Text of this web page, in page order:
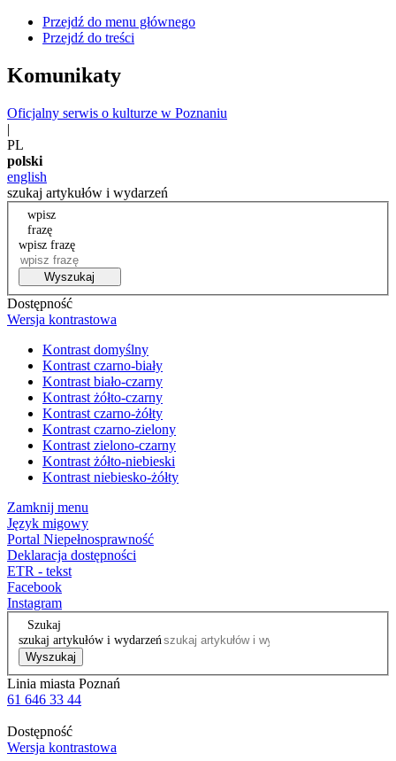
Przejdź do menu głównego
Przejdź do treści
Komunikaty
Oficjalny serwis o kulturze w Poznaniu
|
PL
polski
english
szukaj artykułów i wydarzeń
wpisz
frazę
wpisz frazę
Wyszukaj
Dostępność
Wersja kontrastowa
Kontrast domyślny
Kontrast czarno-biały
Kontrast biało-czarny
Kontrast żółto-czarny
Kontrast czarno-żółty
Kontrast czarno-zielony
Kontrast zielono-czarny
Kontrast żółto-niebieski
Kontrast niebiesko-żółty
Zamknij menu
Język migowy
Portal Niepełnosprawność
Deklaracja dostępności
ETR - tekst
Facebook
Instagram
Szukaj
szukaj artykułów i wydarzeń
Wyszukaj
Linia miasta Poznań
61 646 33 44
Dostępność
Wersja kontrastowa